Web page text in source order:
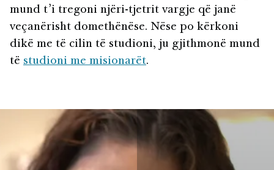
mund t’i tregoni njëri-tjetrit vargje që janë
veçanërisht domethënëse. Nëse po kërkoni
dikë me të cilin të studioni, ju gjithmonë mund
të studioni me misionarët.